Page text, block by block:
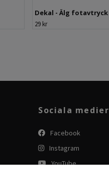
Dekal - Älg fotavtryck
29 kr
Sociala medier
Facebook
Instagram
YouTube